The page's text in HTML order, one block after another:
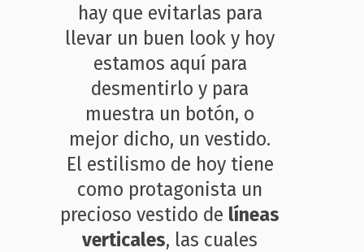
hay que evitarlas para
llevar un buen look y hoy
estamos aquí para
desmentirlo y para
muestra un botón, o
mejor dicho, un vestido.
El estilismo de hoy tiene
como protagonista un
precioso vestido de líneas
verticales, las cuales